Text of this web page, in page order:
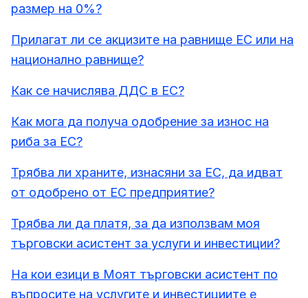
размер на 0%?
Прилагат ли се акцизите на равнище ЕС или на
национално равнище?
Как се начислява ДДС в ЕС?
Как мога да получа одобрение за износ на
риба за ЕС?
Трябва ли храните, изнасяни за ЕС, да идват
от одобрено от ЕС предприятие?
Трябва ли да платя, за да използвам моя
търговски асистент за услуги и инвестиции?
На кои езици в Моят търговски асистент по
въпросите на услугите и инвестициите е